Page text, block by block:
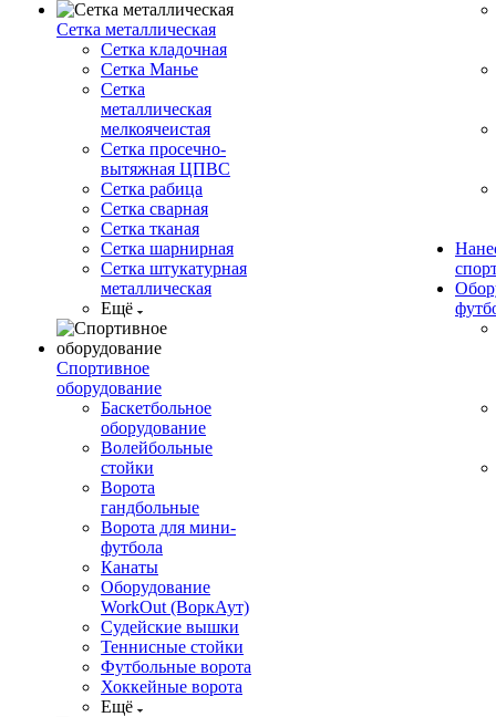
Сетка металлическая
Сетка кладочная
Сетка Манье
Сетка
металлическая
мелкоячеистая
Сетка просечно-
вытяжная ЦПВС
Сетка рабица
Сетка сварная
Сетка тканая
Сетка шарнирная
Сетка штукатурная
металлическая
Ещё
Спортивное
оборудование
Баскетбольное
оборудование
Волейбольные
стойки
Ворота
гандбольные
Ворота для мини-
футбола
Канаты
Оборудование
WorkOut (ВоркАут)
Судейские вышки
Теннисные стойки
Футбольные ворота
Хоккейные ворота
Ещё